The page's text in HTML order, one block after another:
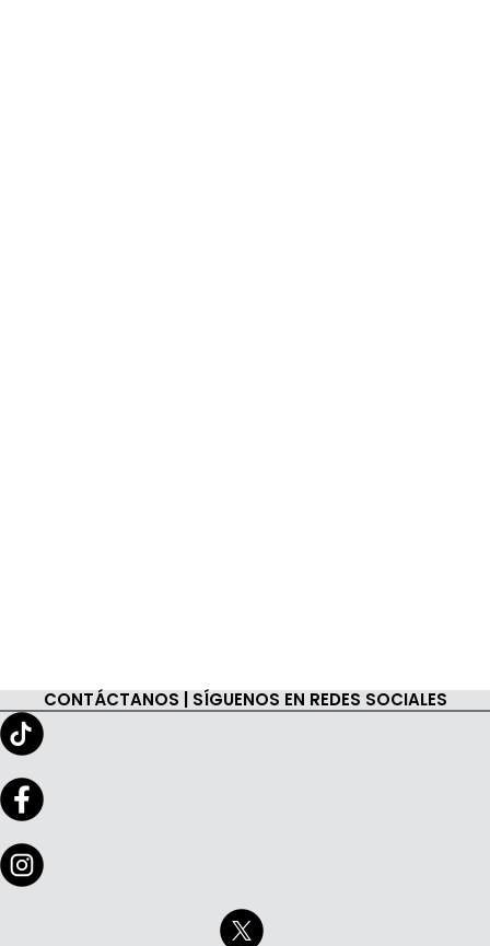
CONTÁCTANOS | SÍGUENOS EN REDES SOCIALES